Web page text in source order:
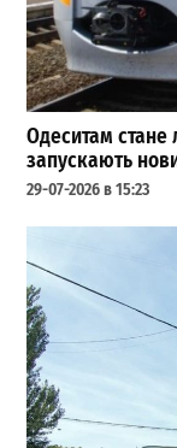
Одеситам стане
запускають
29-07-2026 в 15:23